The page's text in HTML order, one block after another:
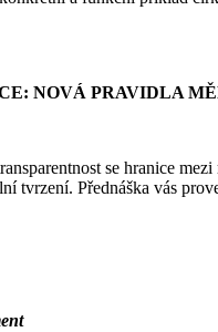
NOVÁ PRAVIDLA
se hranice
tvrzení. Přednáška vás